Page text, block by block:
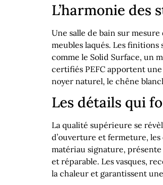
L’harmonie des
Une salle de bain sur
meubles laqués. Les finitions
comme le Solid Surface, un
certifiés PEFC apportent
noyer naturel, le chêne
Les détails qui
La qualité supérieure se
d’ouverture et fermeture,
matériau signature,
et réparable. Les vasques,
la chaleur et garantissent